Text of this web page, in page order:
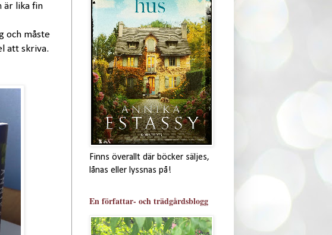
är lika fin
och måste
att skriva.
Finns överallt där böcker säljes,
lånas eller lyssnas på!
En författar- och trädgårdsblogg